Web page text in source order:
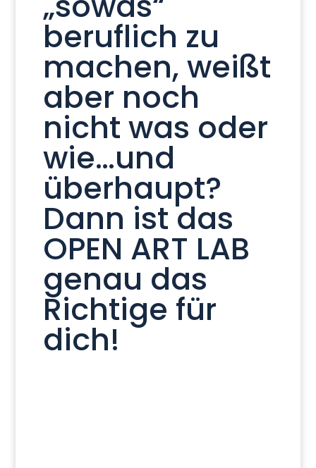
beruflich zu
machen, weißt
aber noch
nicht was oder
wie…und
überhaupt?
Dann ist das
OPEN ART LAB
genau das
Richtige für
dich!